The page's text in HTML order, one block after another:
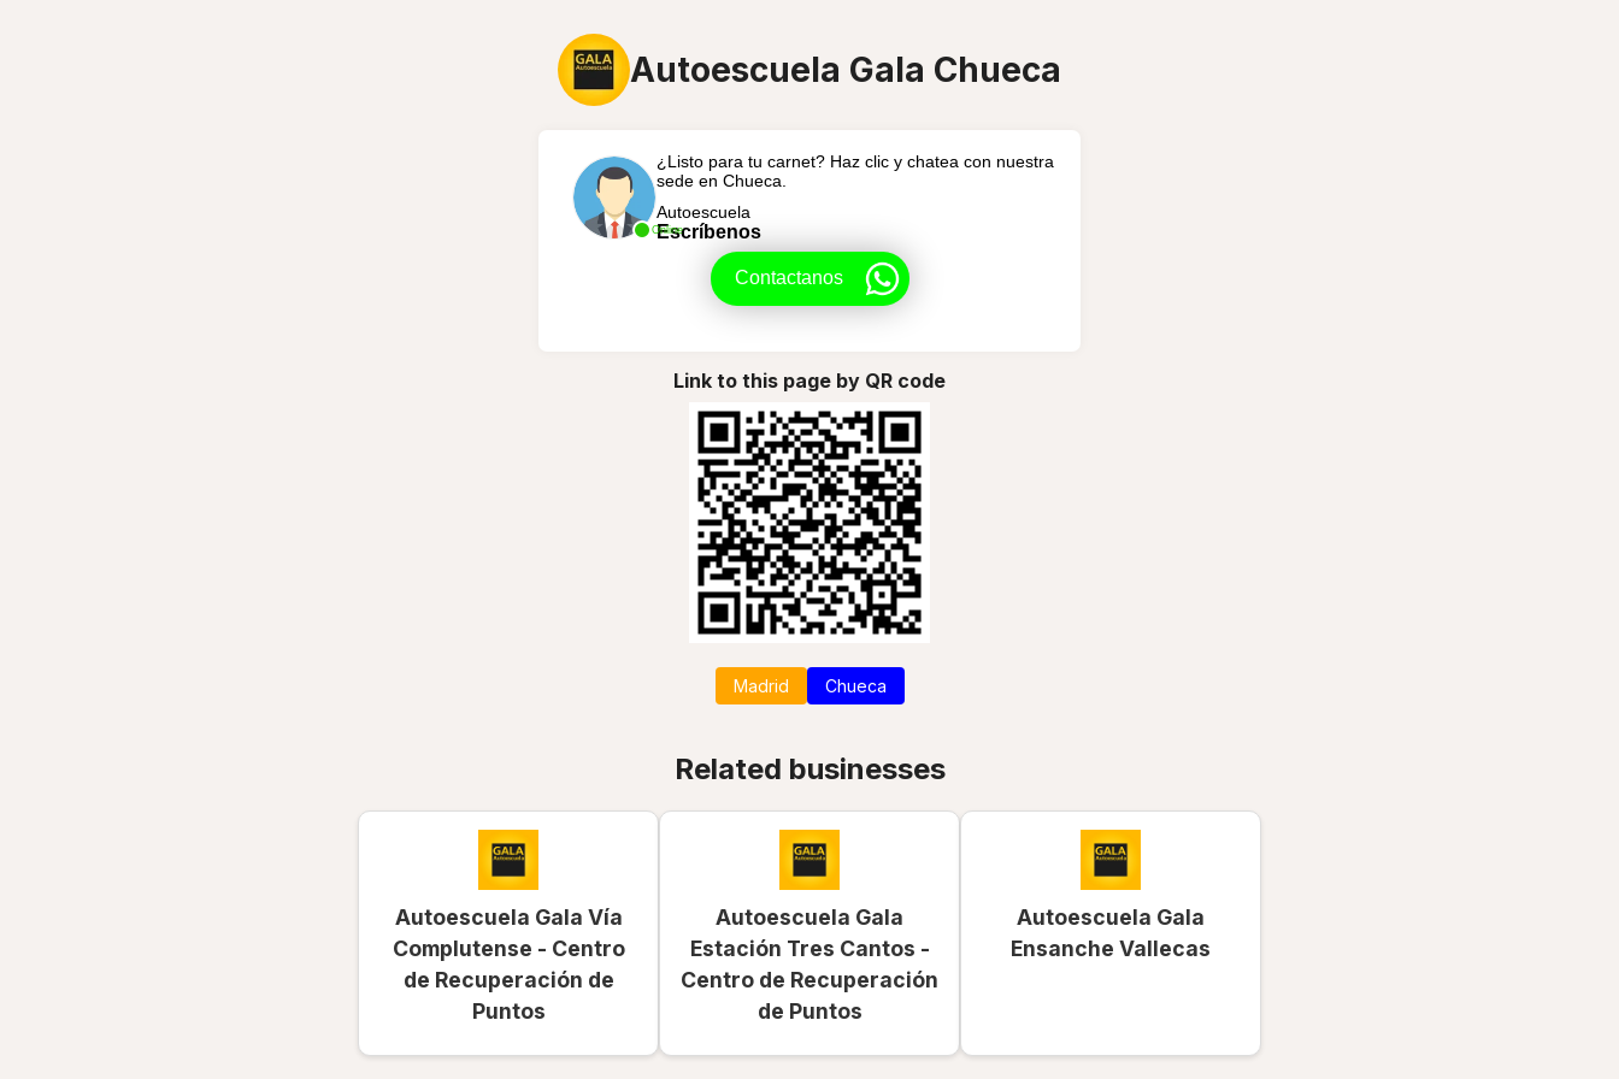
Autoescuela Gala Chueca
Online
¿Listo para tu carnet? Haz clic y chatea con nuestra
sede en Chueca.
Autoescuela
Escríbenos
Contactanos
Link to this page by QR code
Madrid Chueca
Related businesses
Autoescuela Gala Vía
Complutense - Centro
de Recuperación de
Puntos
Autoescuela Gala
Estación Tres Cantos -
Centro de Recuperación
de Puntos
Autoescuela Gala
Ensanche Vallecas